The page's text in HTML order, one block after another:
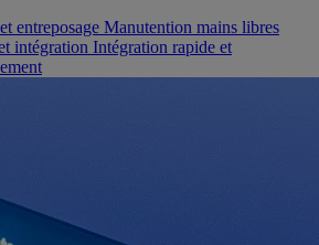
entreposage Manutention mains libres
intégration Intégration rapide et